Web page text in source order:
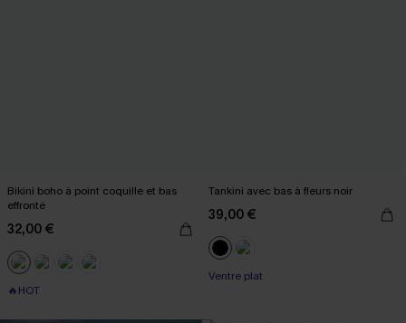
Bikini boho à point coquille et bas
effronté
32,00 €
🔥HOT
Tankini avec bas à fleurs noir
39,00 €
Ventre plat